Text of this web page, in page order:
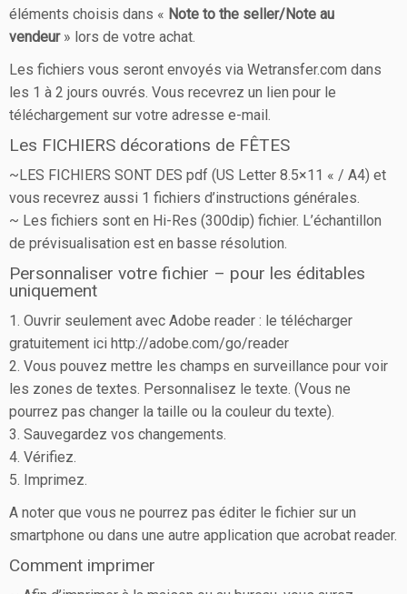
éléments choisis dans « Note to the seller/Note au
vendeur» lors de votre achat.
Les fichiers vous seront envoyés via Wetransfer.com dans
les 1 à 2 jours ouvrés. Vous recevrez un lien pour le
téléchargement sur votre adresse e-mail.
Les FICHIERS décorations de FÊTES
~LES FICHIERS SONT DES pdf (US Letter 8.5×11 « / A4) et
vous recevrez aussi 1 fichiers d’instructions générales.
~ Les fichiers sont en Hi-Res (300dip) fichier. L’échantillon
de prévisualisation est en basse résolution.
Personnaliser votre fichier – pour les éditables
uniquement
1. Ouvrir seulement avec Adobe reader : le télécharger
gratuitement ici http://adobe.com/go/reader
2. Vous pouvez mettre les champs en surveillance pour voir
les zones de textes. Personnalisez le texte. (Vous ne
pourrez pas changer la taille ou la couleur du texte).
3. Sauvegardez vos changements.
4. Vérifiez.
5. Imprimez.
A noter que vous ne pourrez pas éditer le fichier sur un
smartphone ou dans une autre application que acrobat reader.
Comment imprimer